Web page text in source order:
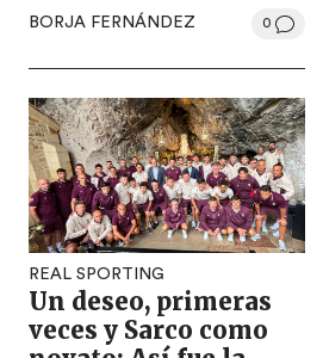
BORJA FERNÁNDEZ 0
REAL SPORTING
Un deseo, primeras
veces y Sarco como